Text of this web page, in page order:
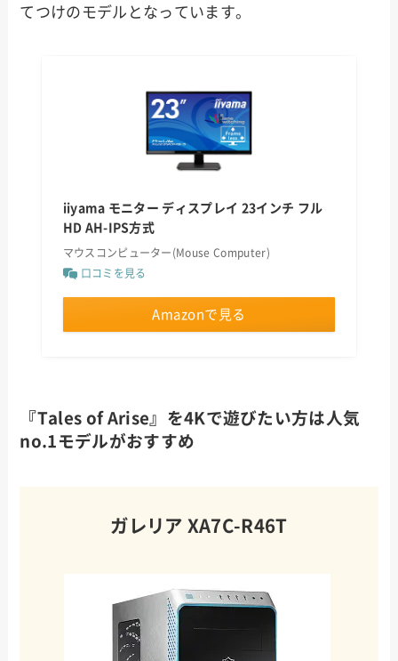
てつけのモデルとなっています。
iiyama モニター ディスプレイ 23インチ フル
HD AH-IPS方式
マウスコンピューター(Mouse Computer)
口コミを見る
Amazonで見る
『Tales of Arise』を4Kで遊びたい方は人気
no.1モデルがおすすめ
ガレリア XA7C-R46T